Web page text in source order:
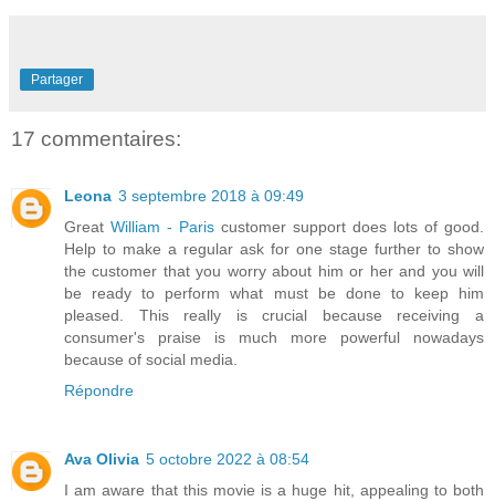
Partager
17 commentaires:
Leona 3 septembre 2018 à 09:49
Great William - Paris customer support does lots of good.
Help to make a regular ask for one stage further to show
the customer that you worry about him or her and you will
be ready to perform what must be done to keep him
pleased. This really is crucial because receiving a
consumer's praise is much more powerful nowadays
because of social media.
Répondre
Ava Olivia 5 octobre 2022 à 08:54
I am aware that this movie is a huge hit, appealing to both